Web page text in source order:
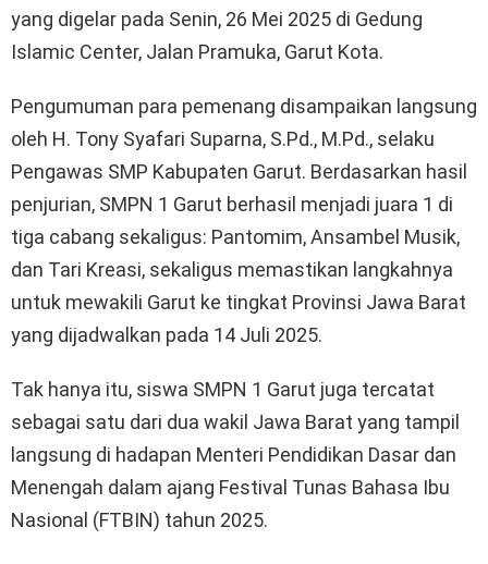
yang digelar pada Senin, 26 Mei 2025 di Gedung
Islamic Center, Jalan Pramuka, Garut Kota.
Pengumuman para pemenang disampaikan langsung
oleh H. Tony Syafari Suparna, S.Pd., M.Pd., selaku
Pengawas SMP Kabupaten Garut. Berdasarkan hasil
penjurian, SMPN 1 Garut berhasil menjadi juara 1 di
tiga cabang sekaligus: Pantomim, Ansambel Musik,
dan Tari Kreasi, sekaligus memastikan langkahnya
untuk mewakili Garut ke tingkat Provinsi Jawa Barat
yang dijadwalkan pada 14 Juli 2025.
Tak hanya itu, siswa SMPN 1 Garut juga tercatat
sebagai satu dari dua wakil Jawa Barat yang tampil
langsung di hadapan Menteri Pendidikan Dasar dan
Menengah dalam ajang Festival Tunas Bahasa Ibu
Nasional (FTBIN) tahun 2025.